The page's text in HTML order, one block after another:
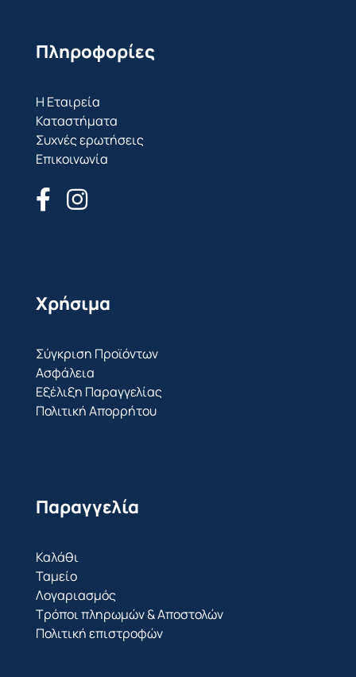
Πληροφορίες
Η Εταιρεία
Καταστήματα
Συχνές ερωτήσεις
Επικοινωνία
Χρήσιμα
Σύγκριση Προϊόντων
Ασφάλεια
Εξέλιξη Παραγγελίας
Πολιτική Απορρήτου
Παραγγελία
Καλάθι
Ταμείο
Λογαριασμός
Τρόποι πληρωμών & Αποστολών
Πολιτική επιστροφών